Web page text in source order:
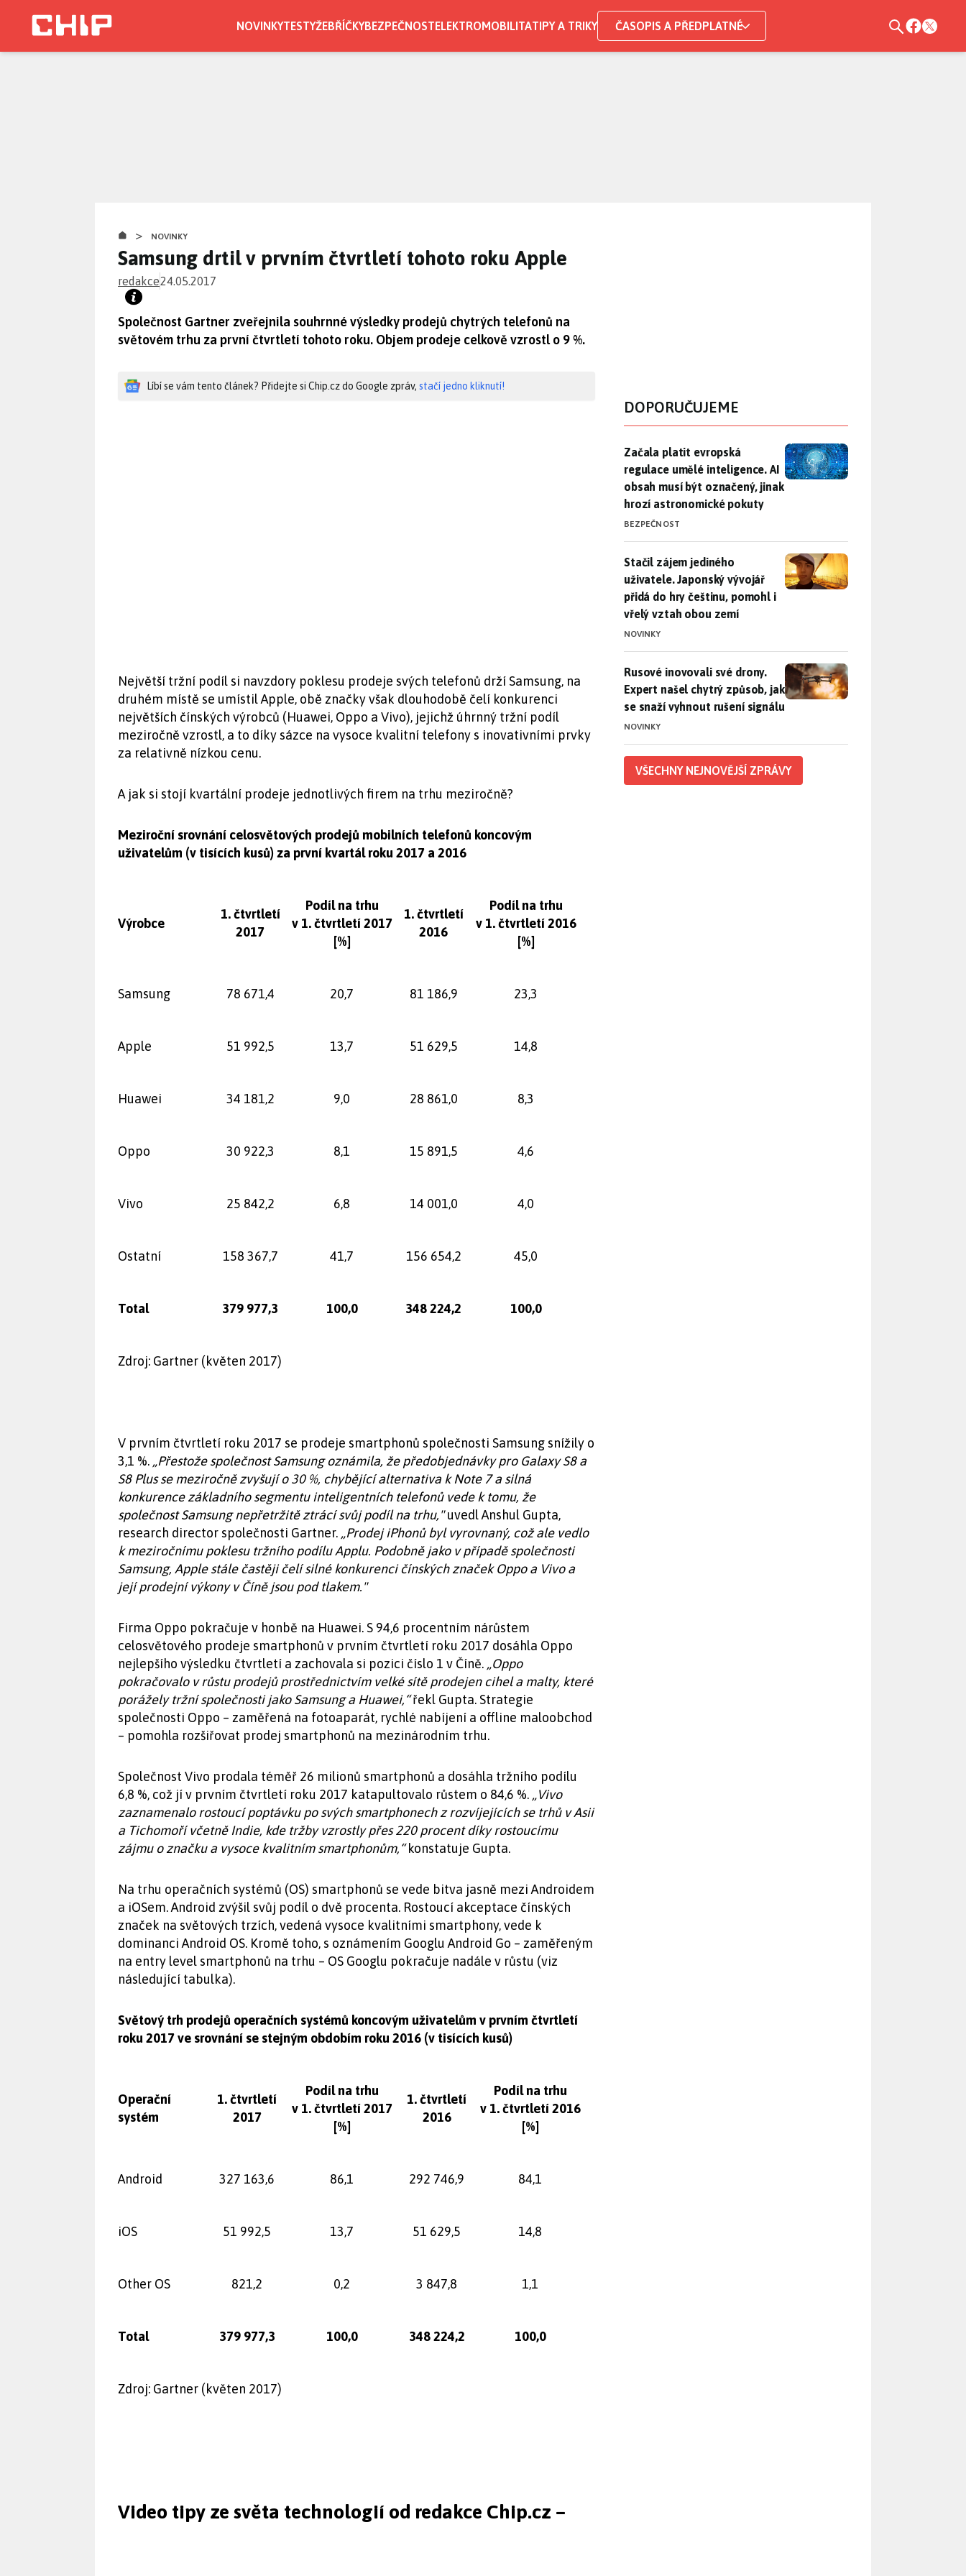
NOVINKYTESTYŽEBŘÍČKYBEZPEČNOSTELEKTROMOBILITATIPY A TRIKY ČASOPIS A PŘEDPLATNÉ
> NOVINKY
Samsung drtil v prvním čtvrtletí tohoto roku Apple
redakce24.05.2017
Společnost Gartner zveřejnila souhrnné výsledky prodejů chytrých telefonů na
světovém trhu za první čtvrtletí tohoto roku. Objem prodeje celkově vzrostl o 9 %.
Líbí se vám tento článek? Přidejte si Chip.cz do Google zpráv, stačí jedno kliknutí!
Největší tržní podíl si navzdory poklesu prodeje svých telefonů drží Samsung, na
druhém místě se umístil Apple, obě značky však dlouhodobě čelí konkurenci
největších čínských výrobců (Huawei, Oppo a Vivo), jejichž úhrnný tržní podíl
meziročně vzrostl, a to díky sázce na vysoce kvalitní telefony s inovativními prvky
za relativně nízkou cenu.
A jak si stojí kvartální prodeje jednotlivých firem na trhu meziročně?
Meziroční srovnání celosvětových prodejů mobilních telefonů koncovým
uživatelům (v tisících kusů) za první kvartál roku 2017 a 2016
Výrobce
1. čtvrtletí
2017
Podíl na trhu
v 1. čtvrtletí 2017
[%]
1. čtvrtletí
2016
Podíl na trhu
v 1. čtvrtletí 2016
[%]
Samsung 78 671,4 20,7 81 186,9 23,3
Apple 51 992,5 13,7 51 629,5 14,8
Huawei 34 181,2 9,0 28 861,0 8,3
Oppo 30 922,3 8,1 15 891,5 4,6
Vivo 25 842,2 6,8 14 001,0 4,0
Ostatní 158 367,7 41,7 156 654,2 45,0
Total 379 977,3 100,0 348 224,2 100,0
Zdroj: Gartner (květen 2017)
V prvním čtvrtletí roku 2017 se prodeje smartphonů společnosti Samsung snížily o
3,1 %. „Přestože společnost Samsung oznámila, že předobjednávky pro Galaxy S8 a
S8 Plus se meziročně zvyšují o 30 %, chybějící alternativa k Note 7 a silná
konkurence základního segmentu inteligentních telefonů vede k tomu, že
společnost Samsung nepřetržitě ztrácí svůj podíl na trhu,"uvedl Anshul Gupta,
research director společnosti Gartner. „Prodej iPhonů byl vyrovnaný, což ale vedlo
k meziročnímu poklesu tržního podílu Applu. Podobně jako v případě společnosti
Samsung, Apple stále častěji čelí silné konkurenci čínských značek Oppo a Vivo a
její prodejní výkony v Číně jsou pod tlakem."
Firma Oppo pokračuje v honbě na Huawei. S 94,6 procentním nárůstem
celosvětového prodeje smartphonů v prvním čtvrtletí roku 2017 dosáhla Oppo
nejlepšího výsledku čtvrtletí a zachovala si pozici číslo 1 v Číně. „Oppo
pokračovalo v růstu prodejů prostřednictvím velké sítě prodejen cihel a malty, které
porážely tržní společnosti jako Samsung a Huawei,“řekl Gupta. Strategie
společnosti Oppo – zaměřená na fotoaparát, rychlé nabíjení a offline maloobchod
– pomohla rozšiřovat prodej smartphonů na mezinárodním trhu.
Společnost Vivo prodala téměř 26 milionů smartphonů a dosáhla tržního podílu
6,8 %, což jí v prvním čtvrtletí roku 2017 katapultovalo růstem o 84,6 %. „Vivo
zaznamenalo rostoucí poptávku po svých smartphonech z rozvíjejících se trhů v Asii
a Tichomoří včetně Indie, kde tržby vzrostly přes 220 procent díky rostoucímu
zájmu o značku a vysoce kvalitním smartphonům,“konstatuje Gupta.
Na trhu operačních systémů (OS) smartphonů se vede bitva jasně mezi Androidem
a iOSem. Android zvýšil svůj podíl o dvě procenta. Rostoucí akceptace čínských
značek na světových trzích, vedená vysoce kvalitními smartphony, vede k
dominanci Android OS. Kromě toho, s oznámením Googlu Android Go – zaměřeným
na entry level smartphonů na trhu – OS Googlu pokračuje nadále v růstu (viz
následující tabulka).
Světový trh prodejů operačních systémů koncovým uživatelům v prvním čtvrtletí
roku 2017 ve srovnání se stejným obdobím roku 2016 (v tisících kusů)
Operační
systém
1. čtvrtletí
2017
Podíl na trhu
v 1. čtvrtletí 2017
[%]
1. čtvrtletí
2016
Podíl na trhu
v 1. čtvrtletí 2016
[%]
Android 327 163,6 86,1 292 746,9 84,1
iOS 51 992,5 13,7 51 629,5 14,8
Other OS 821,2 0,2 3 847,8 1,1
Total 379 977,3 100,0 348 224,2 100,0
Zdroj: Gartner (květen 2017)
Video tipy ze světa technologií od redakce Chip.cz –
DOPORUČUJEME
Začala platit evropská regulace umělé inteligence. AI obsah
Začala platit evropská
regulace umělé inteligence. AI
obsah musí být označený, jinak
hrozí astronomické pokuty
BEZPEČNOST
Stačil zájem jediného uživatele. Japonský vývojář přidá do hry
Stačil zájem jediného
uživatele. Japonský vývojář
přidá do hry češtinu, pomohl i
vřelý vztah obou zemí
NOVINKY
Rusové inovovali své drony. Expert našel chytrý způsob, jak se
Rusové inovovali své drony.
Expert našel chytrý způsob, jak
se snaží vyhnout rušení signálu
NOVINKY
VŠECHNY NEJNOVĚJŠÍ ZPRÁVY